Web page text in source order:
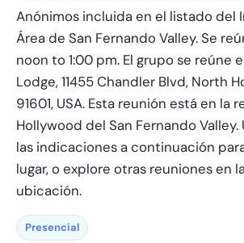
Anónimos incluida en el listado del
Área de San Fernando Valley. Se
noon to 1:00 pm. El grupo se reúne
Lodge, 11455 Chandler Blvd, North
91601, USA. Esta reunión está en la
Hollywood del San Fernando Valley.
las indicaciones a continuación
lugar, o explore otras reuniones en
ubicación.
Presencial